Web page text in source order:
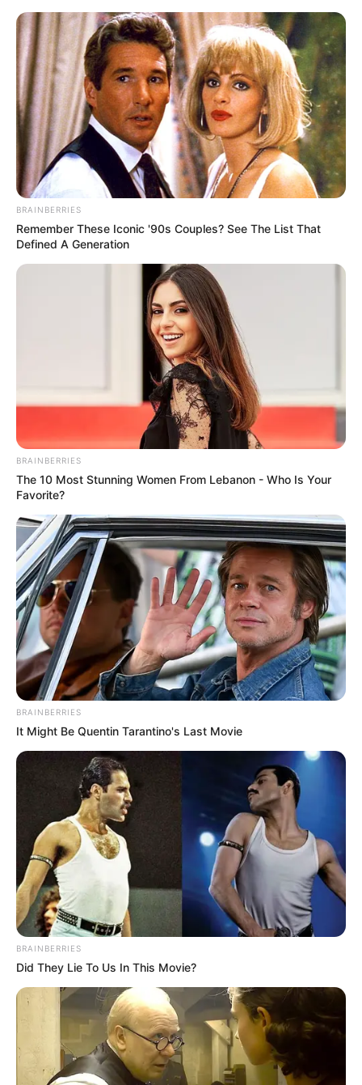
укр рус
Главная/Новости/Война
Возле Волчанска и Лукьянцов ВСУ
переместились на более выгодные
позиции - Генштаб
Возле Волчанска и Лукьянцов ВСУ переместились на
более выгодные позиции. Об этом говорится в сводке
Генштаба о ситуации на Харьковском направлении по
состоянию на 23.00 вчера, 14 мая. Маневр
осуществлен для сохранения жизней военнослужащих
и избежания потерь.
Бои на этих участках продолжаются, ВСУ проводят
контратаки, не дают россиянам закрепиться.
Всего на Харьковском направлении отражены 11 атак
противника, в частности, на направлениях:
Глубокое - Липцы;
Лукьянцы - Липцы;
Борисовка - Нескучное;
Шебекино (РФ) - Волчанск.
За вчера РФ потеряла на этом участке фронта 162
военнослужащих, уничтожено и повреждено 26 единиц
вооружения и военной техники.
начала наступление
на севере Харьковской
области утром 10 мая. Два основных направления
атак - на Волчанск и на Липцы. За эти дни
значительноувеличились "серая зона"в приграничье.
По данным властей Липецкой громады, 6 сел громады
оккупированы. По состоянию на 14 мая Волчанск
контролировался ВСУ, но россияне пытаются
прорваться в город, на окраинах идут стрелковые бои
С этих территорий за 5 дней
было эвакуированоболее
7 000 человек.
Эксперты считают, что целью наступления РФ на
Харьковщине является либосоздание "буферной
, что позволит приблизиться непосредственно к
Харькову и снова обстреливать город из артиллерии,
либо это отвлекающий удар, который вынудит ВСУ
перебросить в Харьковскую область резервы
сместить внимание с фронта на Донбассе